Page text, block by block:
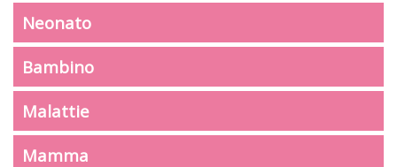
Neonato
Bambino
Malattie
Mamma